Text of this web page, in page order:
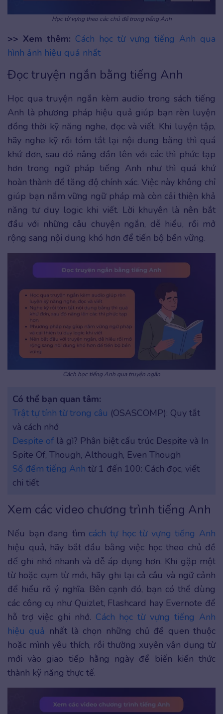
Học từ vựng theo các chủ đề trong tiếng Anh
>> Xem thêm: Cách học từ vựng tiếng Anh qua
hình ảnh hiệu quả nhất
Đọc truyện ngắn bằng tiếng Anh
Học qua truyện ngắn kèm audio trong sách tiếng
Anh là phương pháp hiệu quả giúp bạn rèn luyện
đồng thời kỹ năng nghe, đọc và viết. Khi luyện tập,
hãy nghe kỹ rồi tóm tắt lại nội dung bằng thì quá
khứ đơn, sau đó nâng dần lên với các thì phức tạp
hơn trong ngữ pháp tiếng Anh như thì quá khứ
hoàn thành để tăng độ chính xác. Việc này không chỉ
giúp bạn nắm vững ngữ pháp mà còn cải thiện khả
năng tư duy logic khi viết. Lời khuyên là nên bắt
đầu với những câu chuyện ngắn, dễ hiểu, rồi mở
rộng sang nội dung khó hơn để tiến bộ bền vững.
Cách học tiếng Anh qua truyện ngắn
Có thể bạn quan tâm:
Trật tự tính từ trong câu (OSASCOMP): Quy tắt
và cách nhớ
Despite of là gì? Phân biệt cấu trúc Despite và In
Spite Of, Though, Although, Even Though
Số đếm tiếng Anh từ 1 đến 100: Cách đọc, viết
chi tiết
Xem các video chương trình tiếng Anh
Nếu bạn đang tìm cách tự học từ vựng tiếng Anh
hiệu quả, hãy bắt đầu bằng việc học theo chủ đề
để ghi nhớ nhanh và dễ áp dụng hơn. Khi gặp một
từ hoặc cụm từ mới, hãy ghi lại cả câu và ngữ cảnh
để hiểu rõ ý nghĩa. Bên cạnh đó, bạn có thể dùng
các công cụ như Quizlet, Flashcard hay Evernote để
hỗ trợ việc ghi nhớ. Cách học từ vựng tiếng Anh
hiệu quả nhất là chọn những chủ đề quen thuộc
hoặc mình yêu thích, rồi thường xuyên vận dụng từ
mới vào giao tiếp hằng ngày để biến kiến thức
thành kỹ năng thực tế.